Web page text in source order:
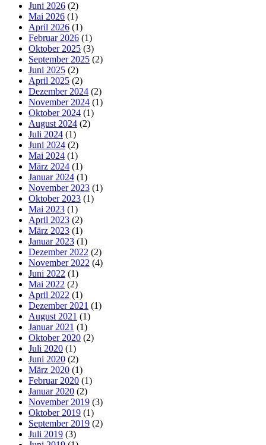
Juni 2026 (2)
Mai 2026 (1)
April 2026 (1)
Februar 2026 (1)
Oktober 2025 (3)
September 2025 (2)
Juni 2025 (2)
April 2025 (2)
Dezember 2024 (2)
November 2024 (1)
Oktober 2024 (1)
August 2024 (2)
Juli 2024 (1)
Juni 2024 (2)
Mai 2024 (1)
März 2024 (1)
Januar 2024 (1)
November 2023 (1)
Oktober 2023 (1)
Mai 2023 (1)
April 2023 (2)
März 2023 (1)
Januar 2023 (1)
Dezember 2022 (2)
November 2022 (4)
Juni 2022 (1)
Mai 2022 (2)
April 2022 (1)
Dezember 2021 (1)
August 2021 (1)
Januar 2021 (1)
Oktober 2020 (2)
Juli 2020 (1)
Juni 2020 (2)
März 2020 (1)
Februar 2020 (1)
Januar 2020 (2)
November 2019 (3)
Oktober 2019 (1)
September 2019 (2)
Juli 2019 (3)